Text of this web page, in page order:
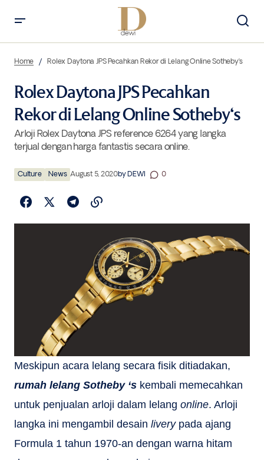
Home Rolex Daytona JPS Pecahkan Rekor di Lelang Online Sotheby‘s
Rolex Daytona JPS Pecahkan
Rekor di Lelang Online Sotheby‘s
Arloji Rolex Daytona JPS reference 6264 yang langka
terjual dengan harga fantastis secara online.
Culture News August 5, 2020byDEWI 0
Meskipun acara lelang secara fisik ditiadakan,
rumah lelang Sotheby ‘s kembali memecahkan
untuk penjualan arloji dalam lelang online. Arloji
langka ini mengambil desain liverypada ajang
Formula 1 tahun 1970-an dengan warna hitam